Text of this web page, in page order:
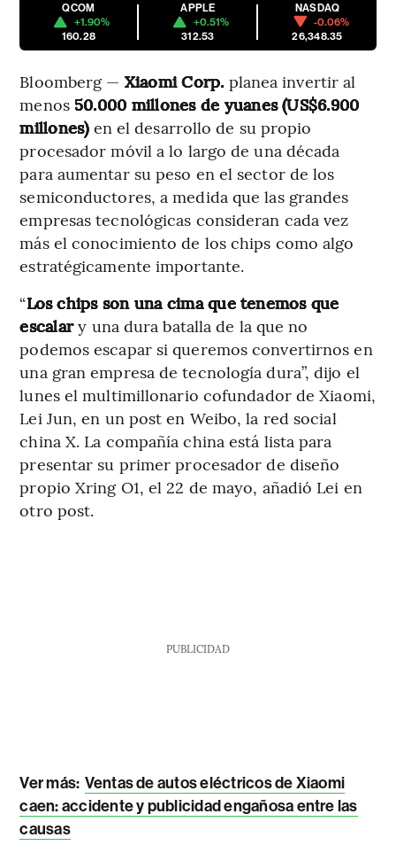
QCOM
+1.90%
160.28
APPLE
+0.51%
312.53
NASDAQ
-0.06%
26,348.35
Bloomberg — Xiaomi Corp. planea invertir al
menos 50.000 millones de yuanes (US$6.900
millones)en el desarrollo de su propio
procesador móvil a lo largo de una década
para aumentar su peso en el sector de los
semiconductores, a medida que las grandes
empresas tecnológicas consideran cada vez
más el conocimiento de los chips como algo
estratégicamente importante.
“Los chips son una cima que tenemos que
escalary una dura batalla de la que no
podemos escapar si queremos convertirnos en
una gran empresa de tecnología dura”, dijo el
lunes el multimillonario cofundador de Xiaomi,
Lei Jun, en un post en Weibo, la red social
china X. La compañía china está lista para
presentar su primer procesador de diseño
propio Xring O1, el 22 de mayo, añadió Lei en
otro post.
PUBLICIDAD
Ver más: Ventas de autos eléctricos de Xiaomi
caen: accidente y publicidad engañosa entre las
causas